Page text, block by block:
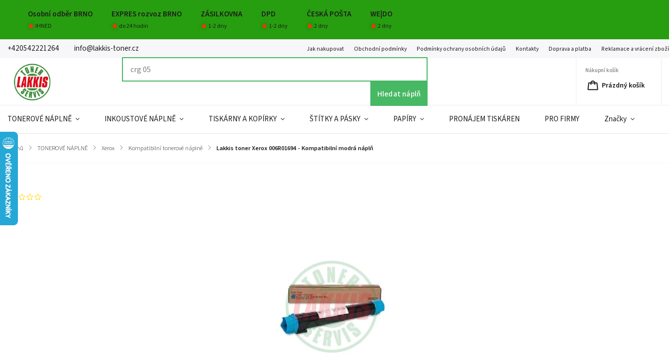
Osobní odběr BRNO EXPRES rozvoz BRNO ZÁSILKOVNA DPD ČESKÁ POŠTA WE|DO
IHNED do 24 hodin 1-2 dny 1-2 dny 2 dny 2 dny
+420542221264 info@lakkis-toner.cz Jak nakupovat Obchodní podmínky Podmínky ochrany osobních údajů Kontakty Doprava a platba Reklamace a vrácení zboží
Hledat náplň
Nákupní košík
Prázdný košík
TONEROVÉ NÁPLNĚ INKOUSTOVÉ NÁPLNĚ TISKÁRNY A KOPÍRKY ŠTÍTKY A PÁSKY PAPÍRY PRONÁJEM TISKÁREN PRO FIRMY Značky
Domů / TONEROVÉ NÁPLNĚ / Xerox / Kompatibilní tonerové náplně / Lakkis toner Xerox 006R01694 - Kompatibilní modrá náplň
Záruka
Značka: